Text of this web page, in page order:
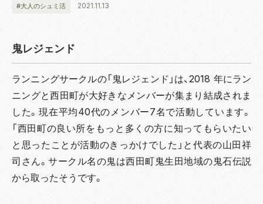
#大人のシュミ活 2021.11.13
鬼レジェンド
ランニングサークルの「鬼レジェンド」は、2018 年にラン
ニングと西田町が大好きなメンバーが集まり結成されま
した。現在平均40代のメンバー7名で活動しています。
「西田町の良い所をもっと多くの方に知ってもらいたい
と思ったことが活動のきっかけでした」と代表の山田祥
司さん。サークル名の鬼は西田町鬼生田地域の鬼石伝説
から取ったそうです。